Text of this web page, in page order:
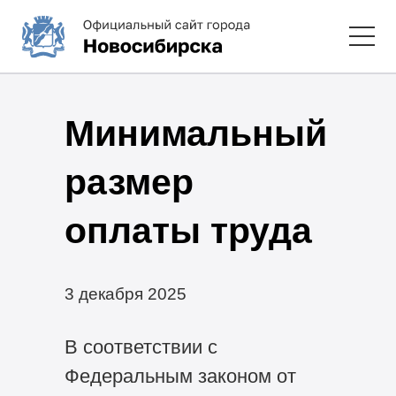
Минимальный
размер
оплаты труда
3 декабря 2025
В соответствии с
Федеральным законом от